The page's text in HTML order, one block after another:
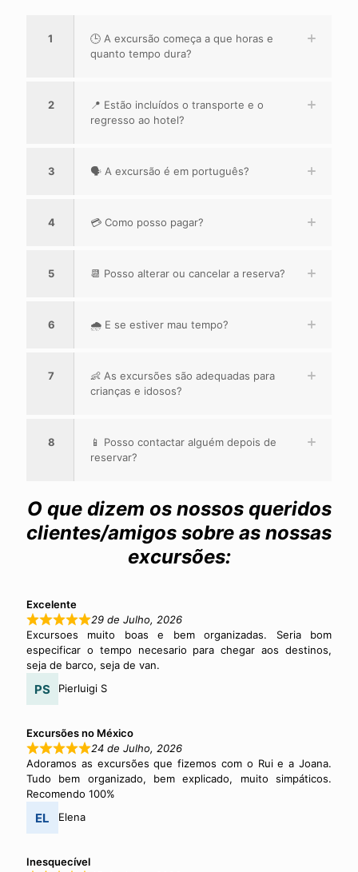
1
🕒 A excursão começa a que horas e
quanto tempo dura?
2
📍 Estão incluídos o transporte e o
regresso ao hotel?
3 🗣️ A excursão é em português?
4 💳 Como posso pagar?
5 📆 Posso alterar ou cancelar a reserva?
6 🌧️ E se estiver mau tempo?
7
👶 As excursões são adequadas para
crianças e idosos?
8
📱 Posso contactar alguém depois de
reservar?
O que dizem os nossos queridos
clientes/amigos sobre as nossas
excursões:
Excelente
29 de Julho, 2026
Excursoes muito boas e bem organizadas. Seria bom
especificar o tempo necesario para chegar aos destinos,
seja de barco, seja de van.
Pierluigi S
Excursões no México
24 de Julho, 2026
Adoramos as excursões que fizemos com o Rui e a Joana.
Tudo bem organizado, bem explicado, muito simpáticos.
Recomendo 100%
Elena
Inesquecível